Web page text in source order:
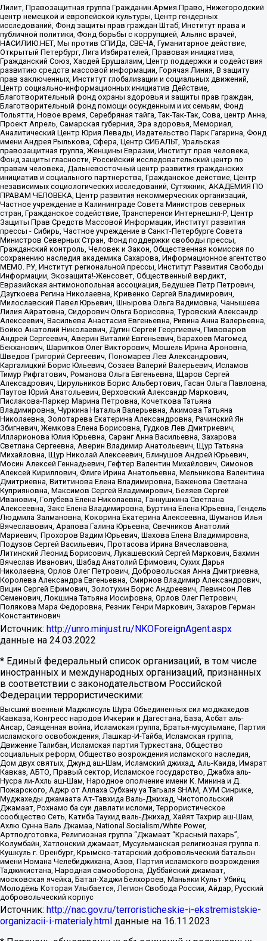
Лилит, Правозащитная группа Гражданин.Армия.Право, Нижегородский
центр немецкой и европейской культуры, Центр гендерных
исследований, Фонд защиты прав граждан Штаб, Институт права и
публичной политики, Фонд борьбы с коррупцией, Альянс врачей,
НАСИЛИЮ.НЕТ, Мы против СПИДа, СВЕЧА, Гуманитарное действие,
Открытый Петербург, Лига Избирателей, Правовая инициатива,
Гражданский Союз, Хасдей Ерушалаим, Центр поддержки и содействия
развитию средств массовой информации, Горячая Линия, В защиту
прав заключенных, Институт глобализации и социальных движений,
Центр социально-информационных инициатив Действие,
Благотворительный фонд охраны здоровья и защиты прав граждан,
Благотворительный фонд помощи осужденным и их семьям, Фонд
Тольятти, Новое время, Серебряная тайга, Так-Так-Так, Сова, центр Анна,
Проект Апрель, Самарская губерния, Эра здоровья, Мемориал,
Аналитический Центр Юрия Левады, Издательство Парк Гагарина, Фонд
имени Андрея Рылькова, Сфера, Центр СИБАЛЬТ, Уральская
правозащитная группа, Женщины Евразии, Институт прав человека,
Фонд защиты гласности, Российский исследовательский центр по
правам человека, Дальневосточный центр развития гражданских
инициатив и социального партнерства, Гражданское действие, Центр
независимых социологических исследований, Сутяжник, АКАДЕМИЯ ПО
ПРАВАМ ЧЕЛОВЕКА, Центр развития некоммерческих организаций,
Частное учреждение в Калининграде Совета Министров северных
стран, Гражданское содействие, Трансперенси Интернешнл-Р, Центр
Защиты Прав Средств Массовой Информации, Институт развития
прессы - Сибирь, Частное учреждение в Санкт-Петербурге Совета
Министров Северных Стран, Фонд поддержки свободы прессы,
Гражданский контроль, Человек и Закон, Общественная комиссия по
сохранению наследия академика Сахарова, Информационное агентство
МЕМО. РУ, Институт региональной прессы, Институт Развития Свободы
Информации, Экозащита!-Женсовет, Общественный вердикт,
Евразийская антимонопольная ассоциация, Бедушев Петр Петрович,
Дзугкоева Регина Николаевна, Кривенко Сергей Владимирович,
Милославский Павел Юрьевич, Шнырова Ольга Вадимовна, Чанышева
Лилия Айратовна, Сидорович Ольга Борисовна, Туровский Александр
Алексеевич, Васильева Анастасия Евгеньевна, Ривина Анна Валерьевна,
Бойко Анатолий Николаевич, Дугин Сергей Георгиевич, Пивоваров
Андрей Сергеевич, Аверин Виталий Евгеньевич, Барахоев Магомед
Бекханович, Шарипков Олег Викторович, Мошель Ирина Ароновна,
Шведов Григорий Сергеевич, Пономарев Лев Александрович,
Каргалицкий Борис Юльевич, Созаев Валерий Валерьевич, Исламов
Тимур Рифгатович, Романова Ольга Евгеньевна, Щаров Сергей
Алексадрович, Цирульников Борис Альбертович, Гасан Ольга Павловна,
Паутов Юрий Анатольевич, Верховский Александр Маркович,
Пислакова-Паркер Марина Петровна, Кочеткова Татьяна
Владимировна, Чуркина Наталья Валерьевна, Акимова Татьяна
Николаевна, Золотарева Екатерина Александровна, Рачинский Ян
Збигневич, Жемкова Елена Борисовна, Гудков Лев Дмитриевич,
Илларионова Юлия Юрьевна, Саранг Анна Васильевна, Захарова
Светлана Сергеевна, Аверин Владимир Анатольевич, Щур Татьяна
Михайловна, Щур Николай Алексеевич, Блинушов Андрей Юрьевич,
Мосин Алексей Геннадьевич, Гефтер Валентин Михайлович, Симонов
Алексей Кириллович, Флиге Ирина Анатольевна, Мельникова Валентина
Дмитриевна, Вититинова Елена Владимировна, Баженова Светлана
Куприяновна, Максимов Сергей Владимирович, Беляев Сергей
Иванович, Голубева Елена Николаевна, Ганнушкина Светлана
Алексеевна, Закс Елена Владимировна, Буртина Елена Юрьевна, Гендель
Людмила Залмановна, Кокорина Екатерина Алексеевна, Шуманов Илья
Вячеславович, Арапова Галина Юрьевна, Свечников Анатолий
Мариевич, Прохоров Вадим Юрьевич, Шахова Елена Владимировна,
Подузов Сергей Васильевич, Протасова Ирина Вячеславовна,
Литинский Леонид Борисович, Лукашевский Сергей Маркович, Бахмин
Вячеслав Иванович, Шабад Анатолий Ефимович, Сухих Дарья
Николаевна, Орлов Олег Петрович, Добровольская Анна Дмитриевна,
Королева Александра Евгеньевна, Смирнов Владимир Александрович,
Вицин Сергей Ефимович, Золотухин Борис Андреевич, Левинсон Лев
Семенович, Локшина Татьяна Иосифовна, Орлов Олег Петрович,
Полякова Мара Федоровна, Резник Генри Маркович, Захаров Герман
Константинович
Источник: http://unro.minjust.ru/NKOForeignAgent.aspx
данные на 24.03.2022
* Единый федеральный список организаций, в том числе
иностранных и международных организаций, признанных
в соответствии с законодательством Российской
Федерации террористическими:
Высший военный Маджлисуль Шура Объединенных сил моджахедов
Кавказа, Конгресс народов Ичкерии и Дагестана, База, Асбат аль-
Ансар, Священная война, Исламская группа, Братья-мусульмане, Партия
исламского освобождения, Лашкар-И-Тайба, Исламская группа,
Движение Талибан, Исламская партия Туркестана, Общество
социальных реформ, Общество возрождения исламского наследия,
Дом двух святых, Джунд аш-Шам, Исламский джихад, Аль-Каида, Имарат
Кавказ, АБТО, Правый сектор, Исламское государство, Джабха аль-
Нусра ли-Ахль аш-Шам, Народное ополчение имени К. Минина и Д.
Пожарского, Аджр от Аллаха Субхану уа Тагьаля SHAM, АУМ Синрике,
Муджахеды джамаата Ат-Тавхида Валь-Джихад, Чистопольский
Джамаат, Рохнамо ба суи давлати исломи, Террористическое
сообщество Сеть, Катиба Таухид валь-Джихад, Хайят Тахрир аш-Шам,
Ахлю Сунна Валь Джамаа, National Socialism/White Power,
Артподготовка, Религиозная группа “Джамаат “Красный пахарь”,
Колумбайн, Хатлонский джамаат, Мусульманская религиозная группа п.
Кушкуль г. Оренбург, Крымско-татарский добровольческий батальон
имени Номана Челебиджихана, Азов, Партия исламского возрождения
Таджикистана, Народная самооборона, Дуббайский джамаат,
московская ячейка, Батал-Хаджи Белхороев, Маньяки Культ Убийц,
Молодёжь Которая Улыбается, Легион Свобода России, Айдар, Русский
добровольческий корпус
Источник: http://nac.gov.ru/terroristicheskie-i-ekstremistskie-
organizacii-i-materialy.html данные на 16.11.2023